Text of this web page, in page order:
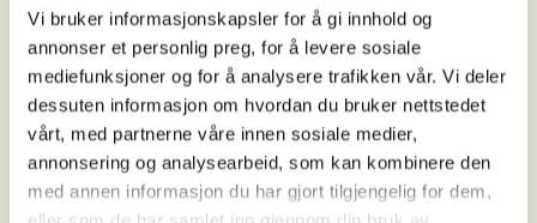
Vi bruker informasjonskapsler for å gi innhold og
annonser et personlig preg, for å levere sosiale
mediefunksjoner og for å analysere trafikken vår. Vi deler
dessuten informasjon om hvordan du bruker nettstedet
vårt, med partnerne våre innen sosiale medier,
annonsering og analysearbeid, som kan kombinere den
med annen informasjon du har gjort tilgjengelig for dem,
Månedens tur
: Arrangeres siste fredag i måneden.
Disse turene har også oppmøtested på
Steinsskogen, men vi går ofte andre steder og
gjerne litt lenger (varighet ca 4 timer).
Turbeskrivelsen blir annonsert på Facebook ca 2-3
dager før turen.